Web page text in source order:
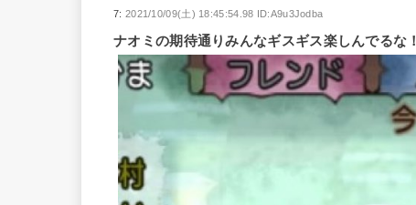
7: 2021/10/09(土) 18:45:54.98 ID:A9u3Jodba
ナオミの期待通りみんなギスギス楽しんでるな！